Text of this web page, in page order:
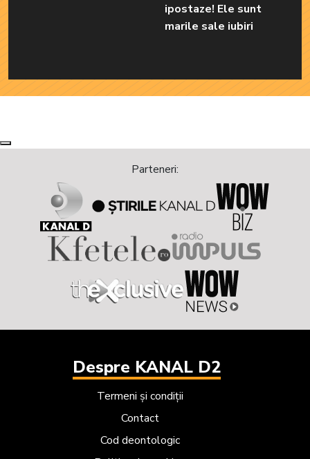
ipostaze! Ele sunt
marile sale iubiri
Next
Previous
Parteneri:
Despre KANAL D2
Termeni și condiții
Contact
Cod deontologic